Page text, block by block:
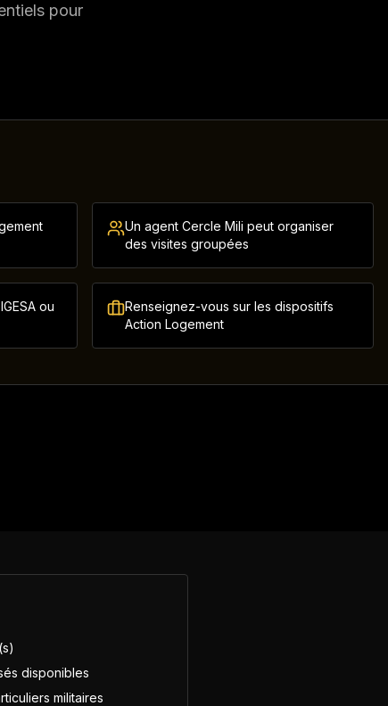
pour
Un agent Cercle Mili peut organiser
des visites groupées
ou
Renseignez-vous sur les dispositifs
Action Logement
disponibles
militaires